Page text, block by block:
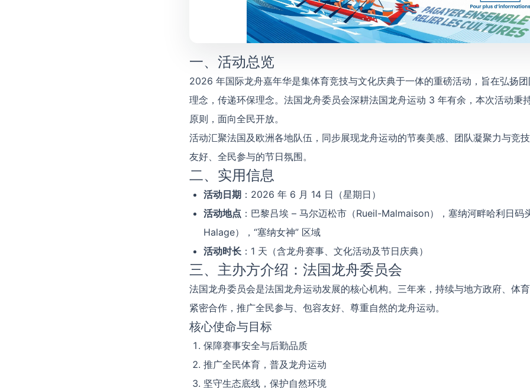
一、活动总览
2026 年国际龙舟嘉年华是集体育竞技与文化庆典于一体的重磅活动，旨在弘扬
理念，传递环保理念。法国龙舟委员会深耕法国龙舟运动 3 年有余，本次活动秉
原则，面向全民开放。
活动汇聚法国及欧洲各地队伍，同步展现龙舟运动的节奏美感、团队凝聚力与竞
友好、全民参与的节日氛围。
二、实用信息
活动日期 ：2026 年 6 月 14 日（星期日）
活动地点 ：巴黎吕埃 – 马尔迈松市（Rueil-Malmaison），塞纳河畔哈利日码
Halage），“塞纳女神” 区域
活动时长 ：1 天（含龙舟赛事、文化活动及节日庆典）
三、主办方介绍：法国龙舟委员会
法国龙舟委员会是法国龙舟运动发展的核心机构。三年来，持续与地方政府、体
紧密合作，推广全民参与、包容友好、尊重自然的龙舟运动。
核心使命与目标
保障赛事安全与后勤品质
推广全民体育，普及龙舟运动
坚守生态底线，保护自然环境